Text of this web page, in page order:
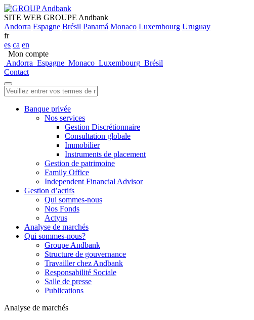
SITE WEB GROUPE Andbank
Andorra Espagne Brésil Panamá Monaco Luxembourg Uruguay
fr
es ca en
Mon compte
Andorra Espagne Monaco Luxembourg Brésil
Contact
Banque privée
Nos services
Gestion Discrétionnaire
Consultation globale
Immobilier
Instruments de placement
Gestion de patrimoine
Family Office
Independent Financial Advisor
Gestion d’actifs
Qui sommes-nous
Nos Fonds
Actyus
Analyse de marchés
Qui sommes-nous?
Groupe Andbank
Structure de gouvernance
Travailler chez Andbank
Responsabilité Sociale
Salle de presse
Publications
Analyse de marchés